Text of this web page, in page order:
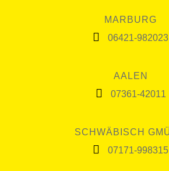
MARBURG
06421-982023
AALEN
07361-42011
SCHWÄBISCH
07171-998315